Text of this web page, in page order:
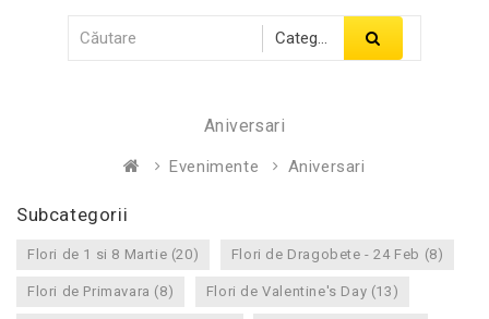
Aniversari
Evenimente Aniversari
Subcategorii
Flori de 1 si 8 Martie (20) Flori de Dragobete - 24 Feb (8)
Flori de Primavara (8) Flori de Valentine's Day (13)